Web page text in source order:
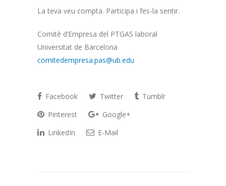
La teva veu compta. Participa i fes-la sentir.
Comitè d’Empresa del PTGAS laboral
Universitat de Barcelona
comitedempresa.pas@ub.edu
Facebook Twitter
Tumblr
Pinterest
Google+
LinkedIn
E-Mail